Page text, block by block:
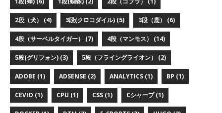
2段（犬） (4) 3段(クロコダイル) (5) 3段（鹿） (6)
4段（サーベルタイガー） (7) 4段（マンモス） (14)
5段(グリフォン) (3) 5段（フライングライオン） (2)
ADOBE (1) ADSENSE (2) ANALYTICS (1) BP (1)
CEVIO (1) CPU (1) CSS (1) Cシャープ (1)